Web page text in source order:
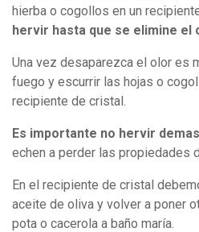
hierba o cogollos en un
hervir hasta que se elimine el
Una vez desaparezca el olor es
fuego y escurrir las hojas o
recipiente de cristal.
Es importante no hervir
echen a perder las propiedades
En el recipiente de cristal
aceite de oliva y volver a poner
pota o cacerola a baño maría.